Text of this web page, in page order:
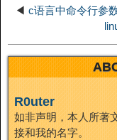
◀ c语言中命令行参
R0uter
如非声明，本人所著
接和我的名字。